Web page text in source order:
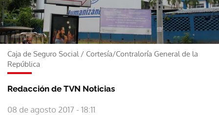
Caja de Seguro Social / Cortesía/Contraloría General de la
República
Redacción de TVN Noticias
08 de agosto 2017 - 18:11